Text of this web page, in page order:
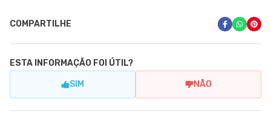
COMPARTILHE
ESTA INFORMAÇÃO FOI ÚTIL?
SIM NÃO